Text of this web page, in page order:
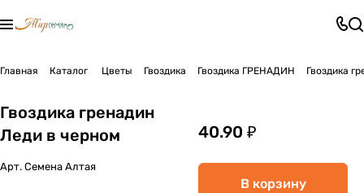
Главная Каталог Цветы Гвоздика Гвоздика ГРЕНАДИН Гвоздика
Гвоздика гренадин
Леди в черном
Арт. Семена Алтая
40.90 ₽
В корзину